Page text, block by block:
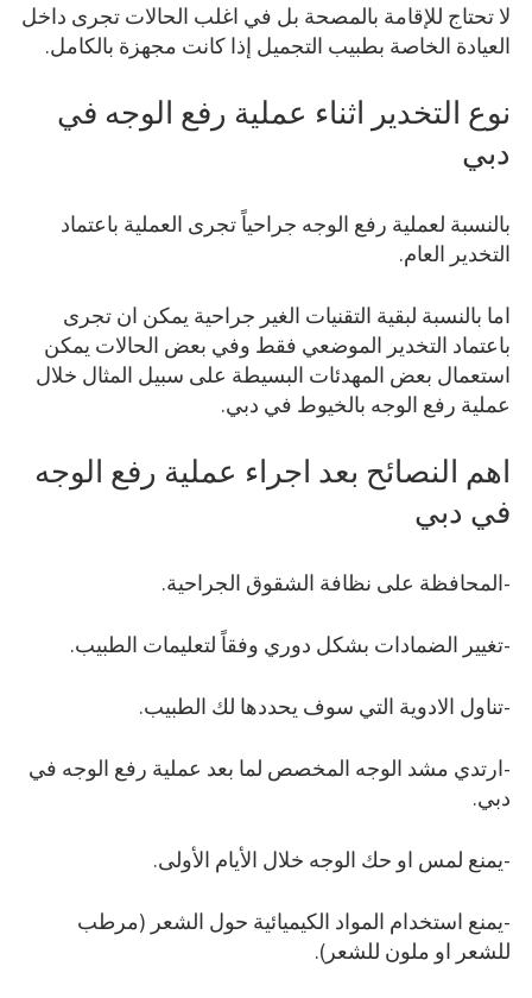
لا تحتاج للإقامة بالمصحة بل في اغلب الحالات تجرى داخل
العيادة الخاصة بطبيب التجميل إذا كانت مجهزة بالكامل.
نوع التخدير اثناء عملية رفع الوجه في
دبي
بالنسبة لعملية رفع الوجه جراحياً تجرى العملية باعتماد
التخدير العام.
اما بالنسبة لبقية التقنيات الغير جراحية يمكن ان تجرى
باعتماد التخدير الموضعي فقط وفي بعض الحالات يمكن
استعمال بعض المهدئات البسيطة على سبيل المثال خلال
عملية رفع الوجه بالخيوط في دبي.
اهم النصائح بعد اجراء عملية رفع الوجه
في دبي
-المحافظة على نظافة الشقوق الجراحية.
-تغيير الضمادات بشكل دوري وفقاً لتعليمات الطبيب.
-تناول الادوية التي سوف يحددها لك الطبيب.
-ارتدي مشد الوجه المخصص لما بعد عملية رفع الوجه في
دبي.
-يمنع لمس او حك الوجه خلال الأيام الأولى.
-يمنع استخدام المواد الكيميائية حول الشعر (مرطب
للشعر او ملون للشعر).